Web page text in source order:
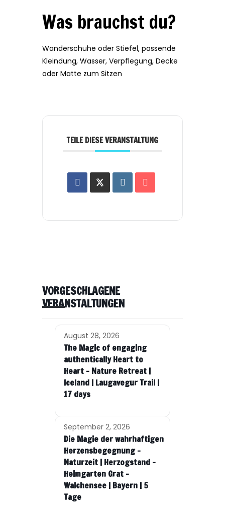
Was brauchst du?
Wanderschuhe oder Stiefel, passende
Kleindung, Wasser, Verpflegung, Decke
oder Matte zum Sitzen
TEILE DIESE VERANSTALTUNG
VORGESCHLAGENE
VERANSTALTUNGEN
August 28, 2026
The Magic of engaging
authentically Heart to
Heart – Nature Retreat |
Iceland | Laugavegur Trail |
17 days
September 2, 2026
Die Magie der wahrhaftigen
Herzensbegegnung –
Naturzeit | Herzogstand –
Heimgarten Grat –
Walchensee | Bayern | 5
Tage